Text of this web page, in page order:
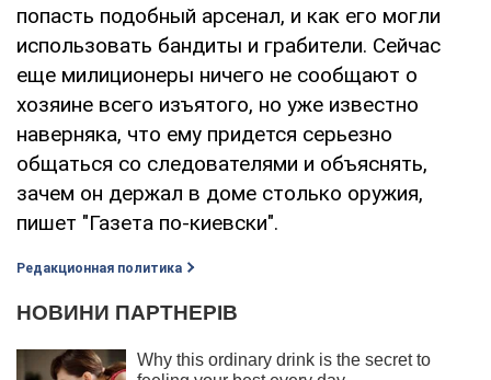
попасть подобный арсенал, и как его могли
использовать бандиты и грабители. Сейчас
еще милиционеры ничего не сообщают о
хозяине всего изъятого, но уже известно
наверняка, что ему придется серьезно
общаться со следователями и объяснять,
зачем он держал в доме столько оружия,
пишет "Газета по-киевски".
Редакционная политика